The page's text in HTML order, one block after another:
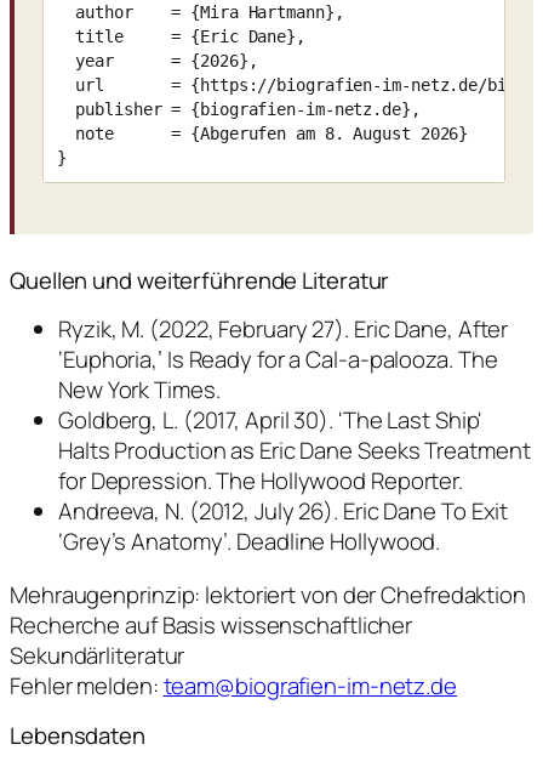
  author    = {Mira Hartmann},
  title     = {Eric Dane},
  year      = {2026},
url       = {https://biografien-im-netz.de/
  publisher = {biografien-im-netz.de},
  note      = {Abgerufen am 8. August 2026}
}
Quellen und weiterführende Literatur
Ryzik, M. (2022, February 27). Eric Dane, After
‘Euphoria,’ Is Ready for a Cal-a-palooza. The
New York Times.
Goldberg, L. (2017, April 30). 'The Last Ship'
Halts Production as Eric Dane Seeks Treatment
for Depression. The Hollywood Reporter.
Andreeva, N. (2012, July 26). Eric Dane To Exit
‘Grey’s Anatomy’. Deadline Hollywood.
Mehraugenprinzip: lektoriert von der Chefredaktion
Recherche auf Basis wissenschaftlicher
Sekundärliteratur
Fehler melden:team@biografien-im-netz.de
Lebensdaten